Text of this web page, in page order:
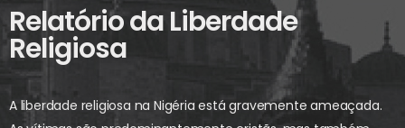
Relatório da Liberdade
Religiosa
A liberdade religiosa na Nigéria está gravemente ameaçada.